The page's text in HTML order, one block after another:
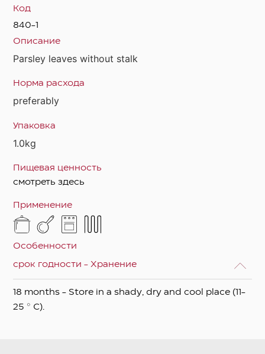
Код
840-1
Описание
Parsley leaves without stalk
Норма расхода
preferably
Упаковка
1.0kg
Пищевая ценность
смотреть здесь
Применение
Особенности
срок годности - Хранение
18 months - Store in a shady, dry and cool place (11-
25 ° C).